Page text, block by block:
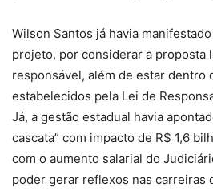
Wilson Santos já havia
projeto, por considerar a proposta
responsável, além de estar dentro
estabelecidos pela Lei de
Já, a gestão estadual havia
cascata” com impacto de R$ 1,6
com o aumento salarial do
poder gerar reflexos nas carreiras